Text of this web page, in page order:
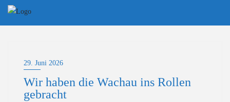
Skip
29. Juni 2026
Wir haben die Wachau ins Rollen
gebracht